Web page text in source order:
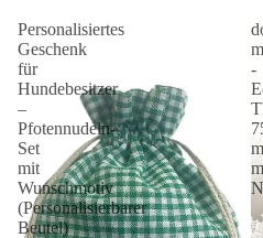
Personalisiertes
Geschenk
für
Hundebesitzer
–
Pfotennudeln-
Set
mit
Wunschmotiv
(Personalisierbarer
Beutel)
-